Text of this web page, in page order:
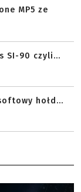
MP5 ze
SI-90 czyli...
hołd...